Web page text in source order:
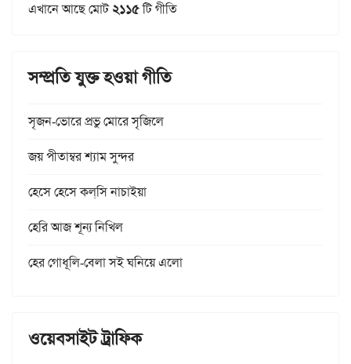
এখানে আছে মোট২১১৫টি গীতি
সম্প্রতি যুক্ত হওয়া গীতি
সৃজন-ভোরে প্রভু মোরে সৃজিলে
জয় পীতাম্বর শ্যাম সুন্দর
হেসে হেসে কল্‌সি নাচাইয়া
হেরি আজ শূন্য নিখিল
হের গোধূলি-বেলা সই ঘনিয়ে এলো
ওয়েবসাইট ট্রাফিক